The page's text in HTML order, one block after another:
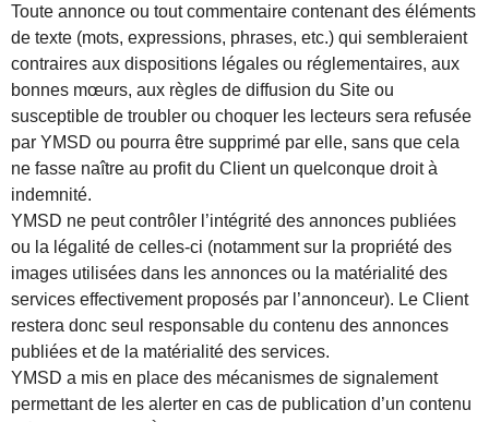
Toute annonce ou tout commentaire contenant des éléments
de texte (mots, expressions, phrases, etc.) qui sembleraient
contraires aux dispositions légales ou réglementaires, aux
bonnes mœurs, aux règles de diffusion du Site ou
susceptible de troubler ou choquer les lecteurs sera refusée
par YMSD ou pourra être supprimé par elle, sans que cela
ne fasse naître au profit du Client un quelconque droit à
indemnité.
YMSD ne peut contrôler l’intégrité des annonces publiées
ou la légalité de celles-ci (notamment sur la propriété des
images utilisées dans les annonces ou la matérialité des
services effectivement proposés par l’annonceur). Le Client
restera donc seul responsable du contenu des annonces
publiées et de la matérialité des services.
YMSD a mis en place des mécanismes de signalement
permettant de les alerter en cas de publication d’un contenu